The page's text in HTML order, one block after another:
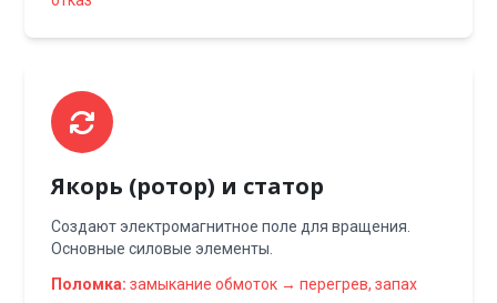
Якорь (ротор) и статор
Создают электромагнитное поле для вращения.
Основные силовые элементы.
Поломка: замыкание обмоток → перегрев, запах